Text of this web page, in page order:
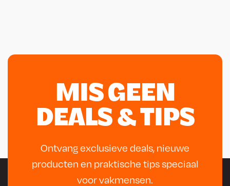
MIS GEEN
DEALS & TIPS
Ontvang exclusieve deals, nieuwe
producten en praktische tips speciaal
voor vakmensen.